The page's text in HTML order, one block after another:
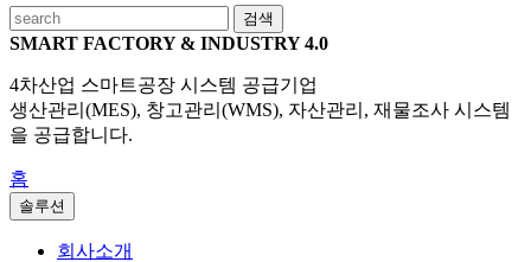
검색
SMART FACTORY & INDUSTRY 4.0
4차산업 스마트공장 시스템 공급기업
생산관리(MES), 창고관리(WMS), 자산관리, 재물조사 시스템
을 공급합니다.
홈
솔루션
회사소개